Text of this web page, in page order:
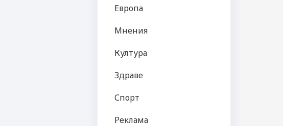
Европа
Мнения
Култура
Здраве
Спорт
Реклама